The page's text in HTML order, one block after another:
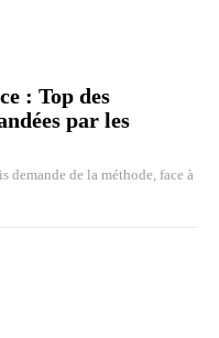
: Top des
par les
demande de la méthode, face à